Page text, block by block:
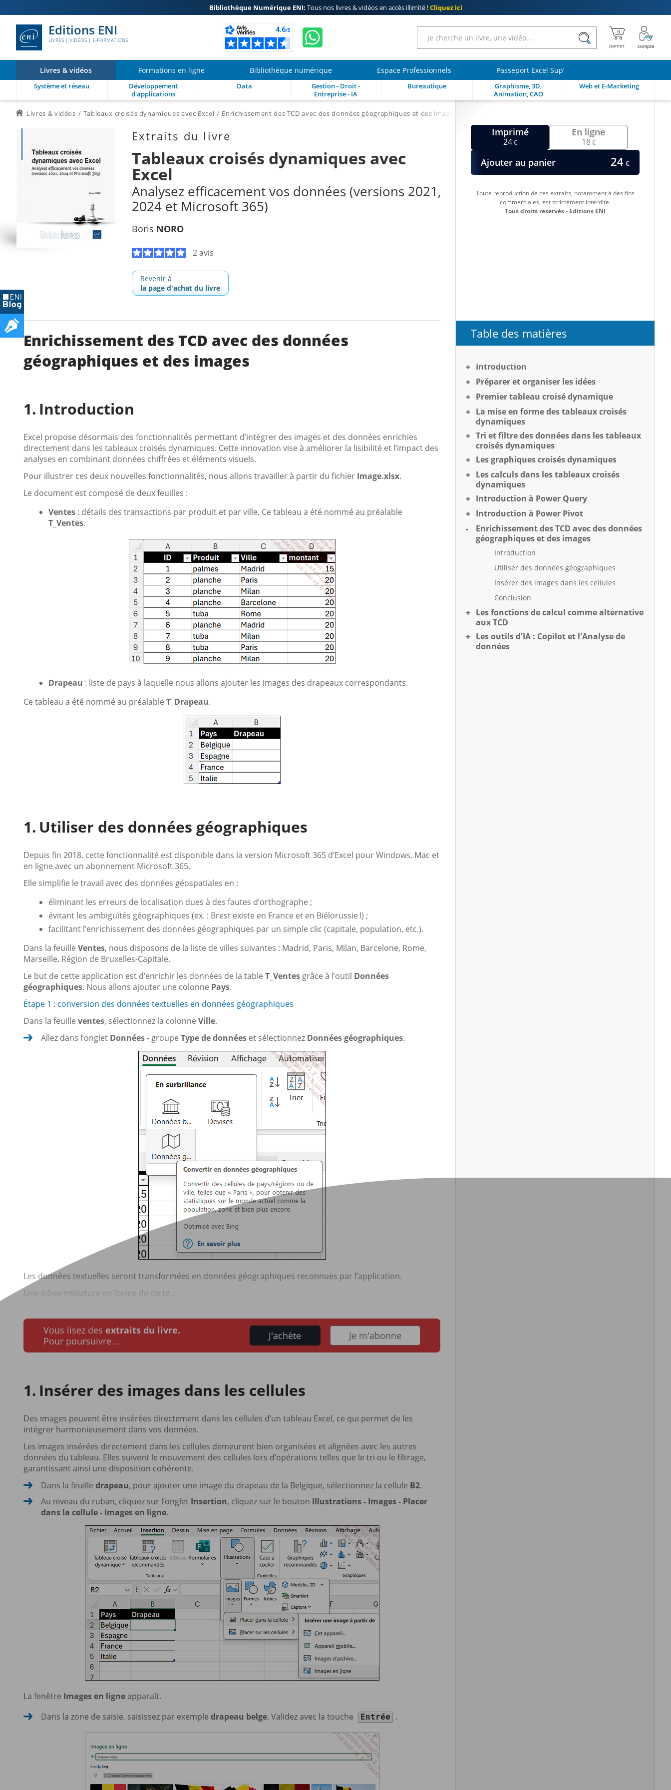
Bibliothèque Numérique ENI: Tous nos livres & vidéos en accès illimité !Cliquez ici
Editions ENI
LIVRES | VIDÉOS | E-FORMATIONS
Livres & vidéos Formations en ligne Bibliothèque numérique Espace Professionnels Passeport Excel Sup’
Système et réseau
Développement
d'applications
Data
Gestion - Droit -
Entreprise - IA
Bureautique
Graphisme, 3D,
Animation, CAO
Web et E-Marketing
Livres & vidéos Tableaux croisés dynamiques avec Excel Enrichissement des TCD avec des données géographiques et des images
Extraits du livre
Tableaux croisés dynamiques avec
Excel
Analysez efficacement vos données (versions 2021,
2024 et Microsoft 365)
Boris NORO
2 avis
Revenir à
la page d'achat du livre
Imprimé
24€
En ligne
18€
Ajouter au panier 24 €
Toute reproduction de ces extraits, notamment à des fins
commerciales, est strictement interdite.
Tous droits reservés - Editions ENI
Enrichissement des TCD avec des données
géographiques et des images
Introduction
Excel propose désormais des fonctionnalités permettant d’intégrer des images et des données enrichies
directement dans les tableaux croisés dynamiques. Cette innovation vise à améliorer la lisibilité et l’impact des
analyses en combinant données chiffrées et éléments visuels.
Pour illustrer ces deux nouvelles fonctionnalités, nous allons travailler à partir du fichier Image.xlsx.
Le document est composé de deux feuilles :
Ventes : détails des transactions par produit et par ville. Ce tableau a été nommé au préalable
T_Ventes.
Drapeau : liste de pays à laquelle nous allons ajouter les images des drapeaux correspondants.
Ce tableau a été nommé au préalable T_Drapeau.
Utiliser des données géographiques
Depuis fin 2018, cette fonctionnalité est disponible dans la version Microsoft 365 d’Excel pour Windows, Mac et
en ligne avec un abonnement Microsoft 365.
Elle simplifie le travail avec des données géospatiales en :
éliminant les erreurs de localisation dues à des fautes d’orthographe ;
évitant les ambiguïtés géographiques (ex. : Brest existe en France et en Biélorussie !) ;
facilitant l’enrichissement des données géographiques par un simple clic (capitale, population, etc.).
Dans la feuille Ventes, nous disposons de la liste de villes suivantes : Madrid, Paris, Milan, Barcelone, Rome,
Marseille, Région de Bruxelles-Capitale.
Le but de cette application est d’enrichir les données de la table T_Ventes grâce à l’outil Données
géographiques. Nous allons ajouter une colonne Pays.
Étape 1 : conversion des données textuelles en données géographiques
Dans la feuille ventes, sélectionnez la colonne Ville.
Allez dans l’onglet Données- groupe Type de données et sélectionnez Données géographiques.
Les données textuelles seront transformées en données géographiques reconnues par l’application.
Une icône miniature en forme de carte...
Vous lisez des extraits du livre.
Pour poursuivre…
J'achète Je m'abonne
Insérer des images dans les cellules
Des images peuvent être insérées directement dans les cellules d’un tableau Excel, ce qui permet de les
intégrer harmonieusement dans vos données.
Les images insérées directement dans les cellules demeurent bien organisées et alignées avec les autres
données du tableau. Elles suivent le mouvement des cellules lors d’opérations telles que le tri ou le filtrage,
garantissant ainsi une disposition cohérente.
Dans la feuille drapeau, pour ajouter une image du drapeau de la Belgique, sélectionnez la cellule B2.
Au niveau du ruban, cliquez sur l’onglet Insertion, cliquez sur le bouton Illustrations - Images - Placer
dans la cellule - Images en ligne.
La fenêtre Images en ligneapparaît.
Dans la zone de saisie, saisissez par exemple drapeau belge. Validez avec la touche Entrée .
Table des matières
Introduction
Préparer et organiser les idées
Premier tableau croisé dynamique
La mise en forme des tableaux croisés
dynamiques
Tri et filtre des données dans les tableaux
croisés dynamiques
Les graphiques croisés dynamiques
Les calculs dans les tableaux croisés
dynamiques
Introduction à Power Query
Introduction à Power Pivot
Enrichissement des TCD avec des données
géographiques et des images
Introduction
Utiliser des données géographiques
Insérer des images dans les cellules
Conclusion
Les fonctions de calcul comme alternative
aux TCD
Les outils d'IA : Copilot et l'Analyse de
données